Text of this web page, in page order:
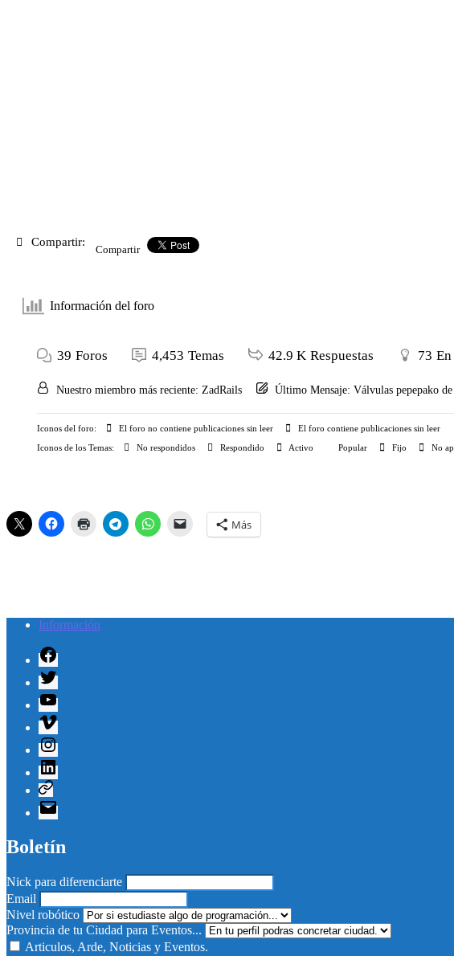
Compartir:
Compartir
Información del foro
39 Foros 4,453 Temas 42.9 K Respuestas 73
Nuestro miembro más reciente: ZadRails Último Mensaje: Válvulas pepepako
Iconos del foro: El foro no contiene publicaciones sin leer
El foro contiene publicaciones sin leer
Iconos de los Temas:
No respondidos Respondido Activo Popular Fijo No
Más
Información
Facebook
Twitter
Youtube
Vimeo
Instagram
Linkedin
Telegram
Correo
electrónico
Boletín
Nick para diferenciarte
Email
Nivel robótico
Provincia de tu Ciudad para Eventos...
Articulos, Arde, Noticias y Eventos.